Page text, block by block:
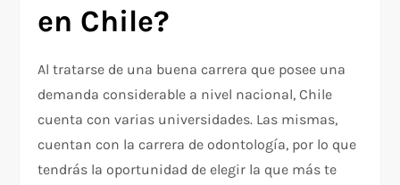
en Chile?
Al tratarse de una buena carrera que posee una
demanda considerable a nivel nacional, Chile
cuenta con varias universidades. Las mismas,
cuentan con la carrera de odontología, por lo que
tendrás la oportunidad de elegir la que más te